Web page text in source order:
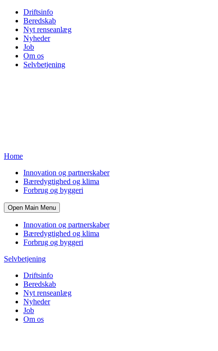
Driftsinfo
Beredskab
Nyt renseanlæg
Nyheder
Job
Om os
Selvbetjening
Home
Innovation og partnerskaber
Bæredygtighed og klima
Forbrug og byggeri
Open Main Menu
Innovation og partnerskaber
Bæredygtighed og klima
Forbrug og byggeri
Selvbetjening
Driftsinfo
Beredskab
Nyt renseanlæg
Nyheder
Job
Om os